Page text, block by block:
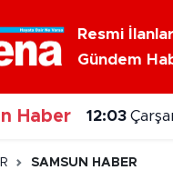
Resmi İlanlar
Gündem
Haber 12:03
SAMSUN HABER